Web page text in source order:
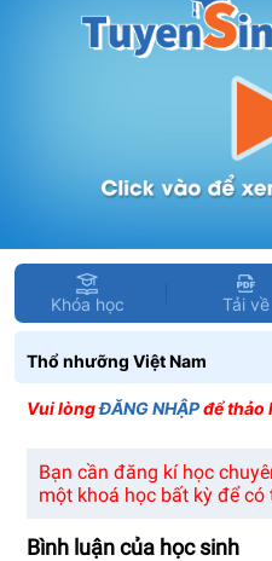
Khóa học Tải về
Thổ nhưỡng Việt Nam
Vui lòngĐĂNG NHẬPđể thảo
Bạn cần đăng kí học
một khoá học bất kỳ để có
Bình luận của học sinh